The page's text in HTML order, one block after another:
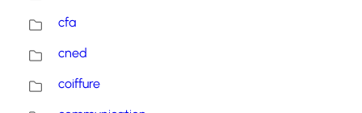
cfa
cned
coiffure